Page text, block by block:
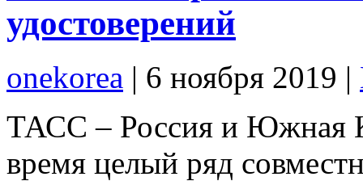
удостоверений
onekorea | 6 ноября 2019 |
ТАСС – Россия и Южная
время целый ряд